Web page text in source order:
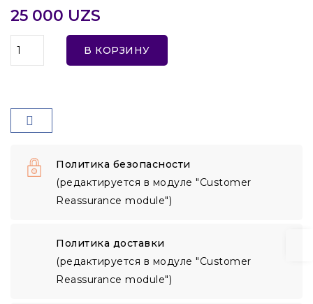
25 000 UZS
В КОРЗИНУ
Политика безопасности
(редактируется в модуле "Customer
Reassurance module")
Политика доставки
(редактируется в модуле "Customer
Reassurance module")